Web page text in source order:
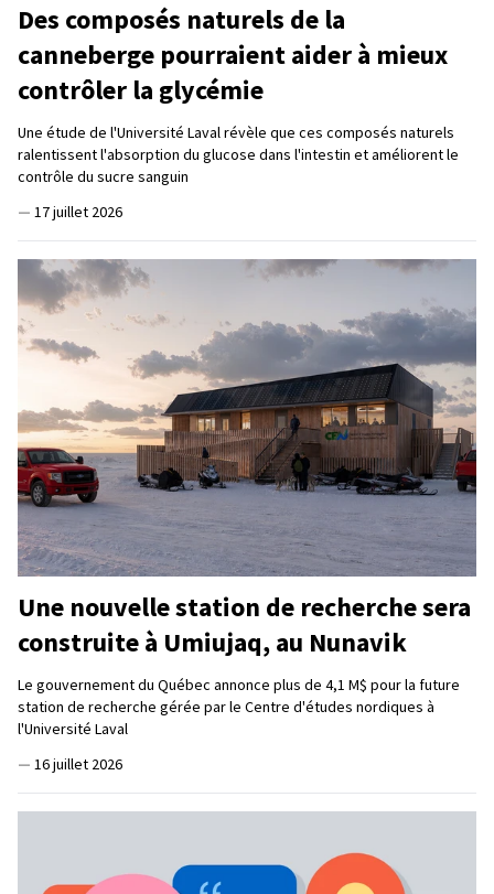
Des composés naturels de la
canneberge pourraient aider à mieux
contrôler la glycémie
Une étude de l'Université Laval révèle que ces composés naturels
ralentissent l'absorption du glucose dans l'intestin et améliorent le
contrôle du sucre sanguin
— 17 juillet 2026
Une nouvelle station de recherche sera
construite à Umiujaq, au Nunavik
Le gouvernement du Québec annonce plus de 4,1 M$ pour la future
station de recherche gérée par le Centre d'études nordiques à
l'Université Laval
— 16 juillet 2026